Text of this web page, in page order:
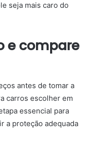
seja mais caro do
e compare
antes de tomar a
carros escolher em
essencial para
a proteção adequada